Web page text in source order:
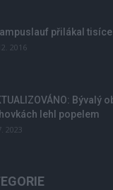
přilákal
2016
Bývalý
lehl popelem
2023